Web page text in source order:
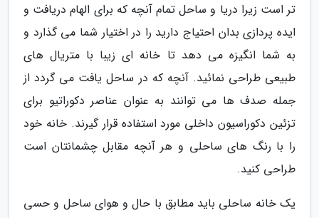
تر است زیرا دریا و ساحل تمام آنچه که برای الهام دریافت و
ایده پردازی بدان احتیاج دارید را در اختیار شما می گذارد و
به شما انگیزه می دهد تا خانه ای زیبا با متریال های
طبیعی طراحی نمائید. آنچه که در ساحل یافت می گردد از
جمله صدف ها می توانند به عنوان عناصر دکوراتیو برای
تزئین دکوراسیون داخلی مورد استفاده قرار گیرند. خانه خود
را با رنگ های ساحلی و هر آنچه مقابل چشمانتان است
طراحی کنید.
یک خانه ساحلی باید مطابق با حال و هوای ساحل و حسی